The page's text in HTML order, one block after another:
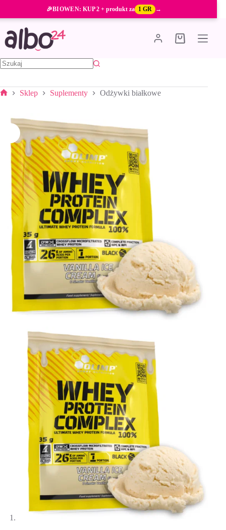
treści
🎉BIOWEN: KUP 2 + produkt za 1 GR →
Koszyk
Sklep Suplementy Odżywki białkowe